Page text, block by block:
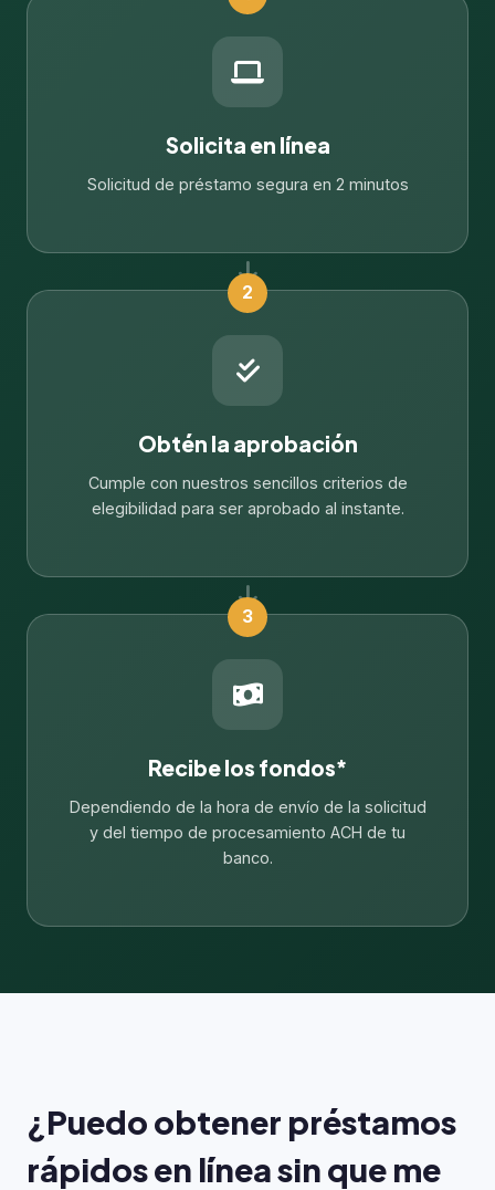
Solicita en línea
Solicitud de préstamo segura en 2 minutos
2
Obtén la aprobación
Cumple con nuestros sencillos criterios de
elegibilidad para ser aprobado al instante.
3
Recibe los fondos*
Dependiendo de la hora de envío de la solicitud
y del tiempo de procesamiento ACH de tu
banco.
¿Puedo obtener préstamos
rápidos en línea sin que me